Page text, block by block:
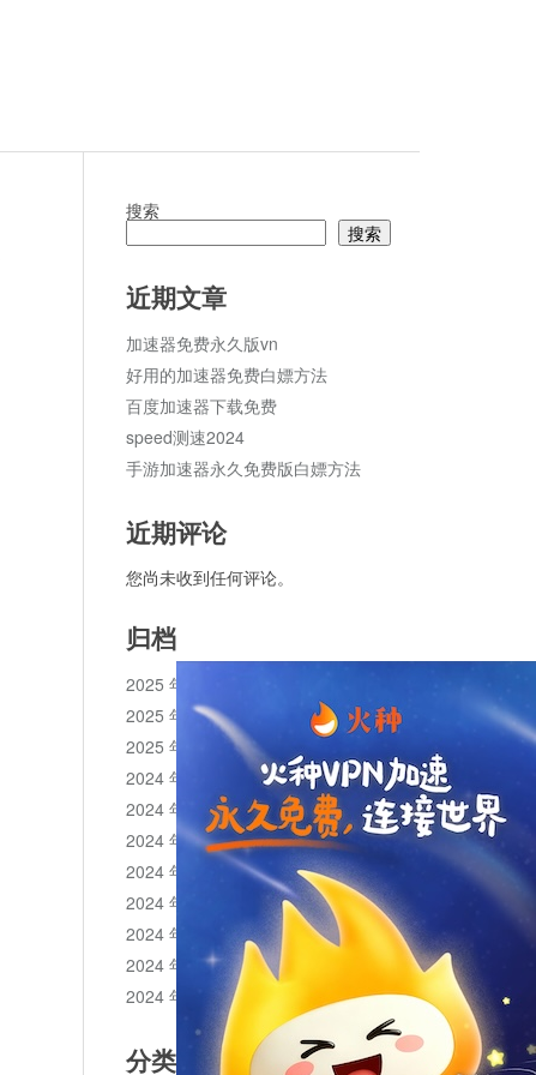
搜索
搜索
近期文章
加速器免费永久版vn
好用的加速器免费白嫖方法
百度加速器下载免费
speed测速2024
手游加速器永久免费版白嫖方法
近期评论
您尚未收到任何评论。
归档
2025 年 11 月
2025 年 10 月
2025 年 1 月
2024 年 12 月
2024 年 11 月
2024 年 10 月
2024 年 9 月
2024 年 8 月
2024 年 7 月
2024 年 6 月
2024 年 5 月
分类目录